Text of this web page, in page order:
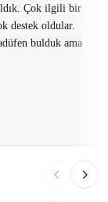
Çok ilgili bir
destek oldular.
bulduk ama